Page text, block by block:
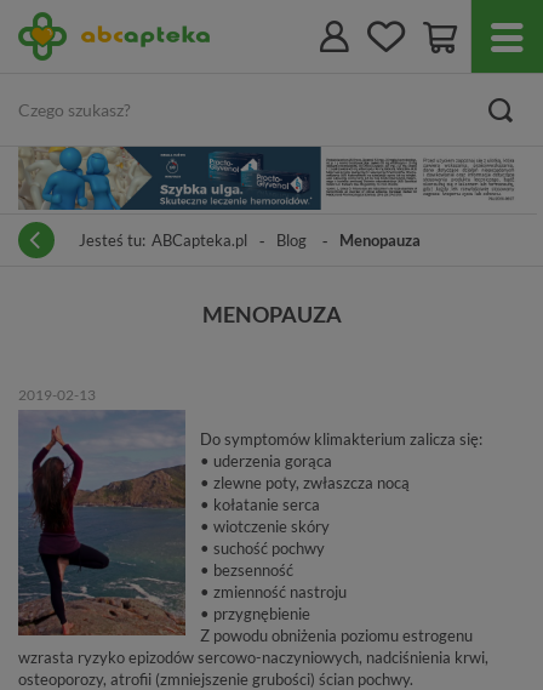
Jesteś tu: ABCapteka.pl Blog Menopauza
MENOPAUZA
2019-02-13
Do symptomów klimakterium zalicza się:
• uderzenia gorąca
• zlewne poty, zwłaszcza nocą
• kołatanie serca
• wiotczenie skóry
• suchość pochwy
• bezsenność
• zmienność nastroju
• przygnębienie
Z powodu obniżenia poziomu estrogenu
wzrasta ryzyko epizodów sercowo-naczyniowych, nadciśnienia krwi,
osteoporozy, atrofii (zmniejszenie grubości) ścian pochwy.